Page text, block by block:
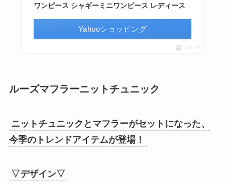
ワンピース シャギーミニワンピース レディース
Yahooショッピング
ポチップ
ルーズマフラーニットチュニック
ニットチュニックとマフラーがセットになった、
今季のトレンドアイテムが登場！
▽デザイン▽